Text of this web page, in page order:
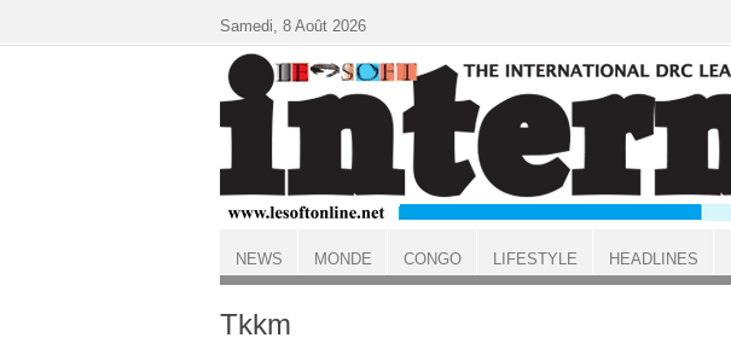
ACCUEIL
Tkkm
Samedi, 8 Août 2026
NEWS MONDE CONGO LIFESTYLE HEADLINES